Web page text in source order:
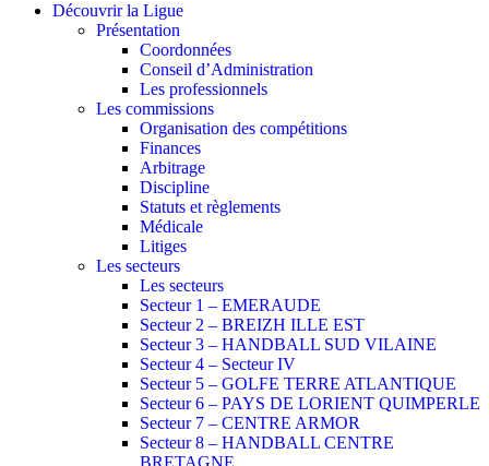
Découvrir la Ligue
Présentation
Coordonnées
Conseil d’Administration
Les professionnels
Les commissions
Organisation des compétitions
Finances
Arbitrage
Discipline
Statuts et règlements
Médicale
Litiges
Les secteurs
Les secteurs
Secteur 1 – EMERAUDE
Secteur 2 – BREIZH ILLE EST
Secteur 3 – HANDBALL SUD VILAINE
Secteur 4 – Secteur IV
Secteur 5 – GOLFE TERRE ATLANTIQUE
Secteur 6 – PAYS DE LORIENT QUIMPERLE
Secteur 7 – CENTRE ARMOR
Secteur 8 – HANDBALL CENTRE